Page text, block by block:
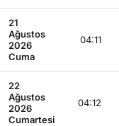
21
Ağustos
2026
Cuma
04:11
22
Ağustos
2026
Cumartesi
04:12